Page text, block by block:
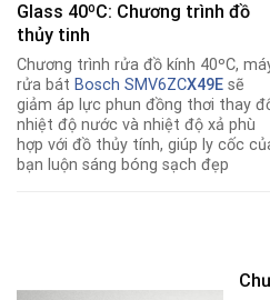
Glass 40ºC: Chương trình đồ
thủy tinh
Chương trình rửa đồ kính 40ºC,
rửa bát Bosch SMV6ZCX49E sẽ
giảm áp lực phun đồng thơi thay
nhiệt độ nước và nhiệt độ xả phù
hợp với đồ thủy tính, giúp ly cốc
bạn luộn sáng bóng sạch đẹp